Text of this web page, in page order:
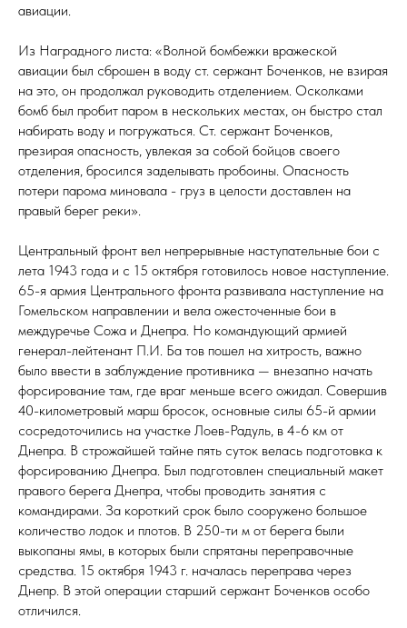
авиации.
Из Наградного листа: «Волной бомбежки вражеской
авиации был сброшен в воду ст. сержант Боченков, не взирая
на это, он продолжал руководить отделением. Осколками
бомб был пробит паром в нескольких местах, он быстро стал
набирать воду и погружаться. Ст. сержант Боченков,
презирая опасность, увлекая за собой бойцов своего
отделения, бросился заделывать пробоины. Опасность
потери парома миновала - груз в целости доставлен на
правый берег реки».
Центральный фронт вел непрерывные наступательные бои с
лета 1943 года и с 15 октября готовилось новое наступление.
65-я армия Центрального фронта развивала наступление на
Гомельском направлении и вела ожесточенные бои в
междуречье Сожа и Днепра. Но командующий армией
генерал-лейтенант П.И. Ба тов пошел на хитрость, важно
было ввести в заблуждение противника — внезапно начать
форсирование там, где враг меньше всего ожидал. Совершив
40-километровый марш бросок, основные силы 65-й армии
сосредоточились на участке Лоев-Радуль, в 4-6 км от
Днепра. В строжайшей тайне пять суток велась подготовка к
форсированию Днепра. Был подготовлен специальный макет
правого берега Днепра, чтобы проводить занятия с
командирами. За короткий срок было сооружено большое
количество лодок и плотов. В 250-ти м от берега были
выкопаны ямы, в которых были спрятаны переправочные
средства. 15 октября 1943 г. началась переправа через
Днепр. В этой операции старший сержант Боченков особо
отличился.